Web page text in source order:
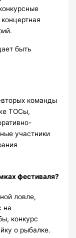
быть
команды
ТОСы,
участники
фестиваля?
ловле,
на
конкурс
о рыбалке.